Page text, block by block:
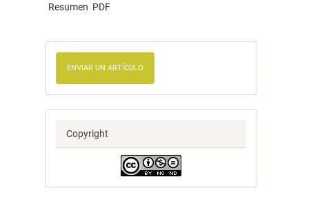
Resumen PDF
ENVIAR UN ARTÍCULO
Copyright